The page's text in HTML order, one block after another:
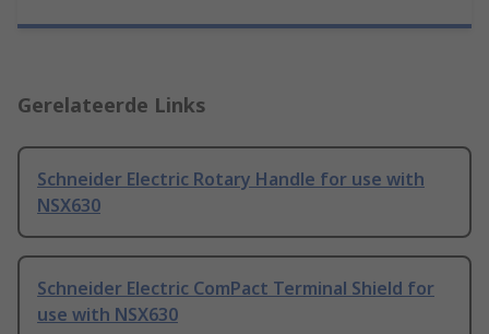
Gerelateerde Links
Schneider Electric Rotary Handle for use with
NSX630
Schneider Electric ComPact Terminal Shield for
use with NSX630